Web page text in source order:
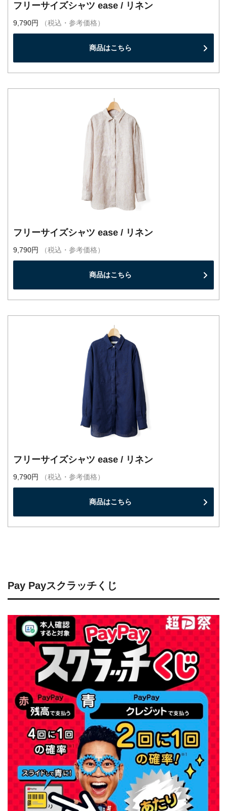
フリーサイズシャツ ease / リネン
9,790円 （税込・参考価格）
商品はこちら
フリーサイズシャツ ease / リネン
9,790円 （税込・参考価格）
商品はこちら
フリーサイズシャツ ease / リネン
9,790円 （税込・参考価格）
商品はこちら
Pay Payスクラッチくじ